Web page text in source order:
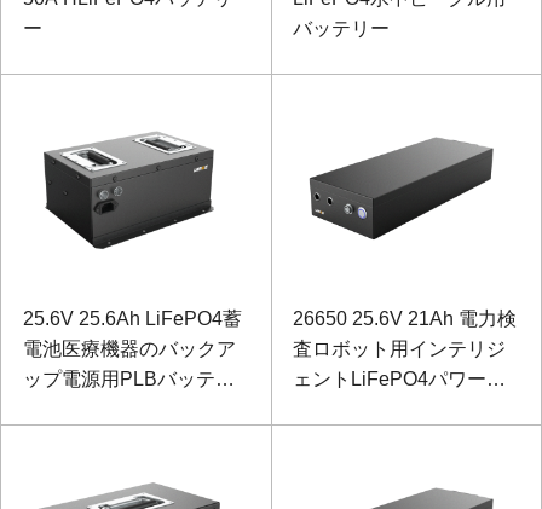
ー
バッテリー
25.6V 25.6Ah LiFePO4蓄
電池医療機器のバックア
ップ電源用PLBバッテリ
26650 25.6V 21Ah 電力検
査ロボット用インテリジ
ェントLiFePO4パワーバ